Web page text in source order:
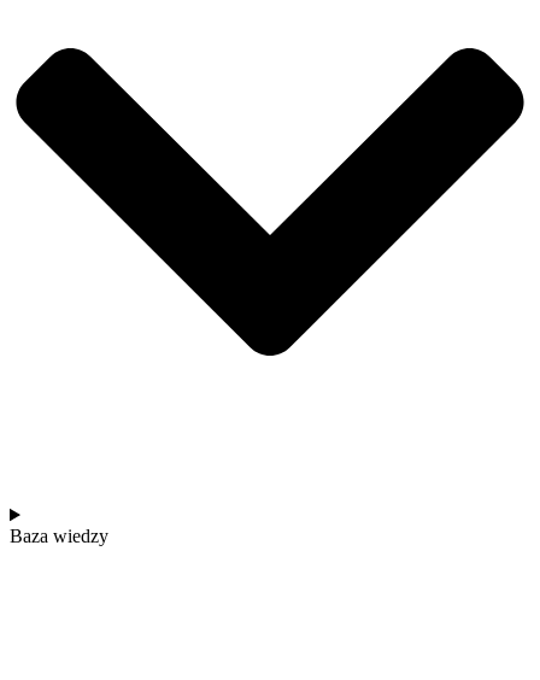
Baza wiedzy